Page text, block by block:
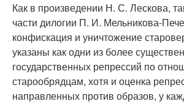
Как в произведении Н. С. Лескова,
части дилогии П. И. Мельникова-
конфискация и уничтожение
указаны как одни из более
государственных репрессий по
старообрядцам, хотя и оценка
направленных против образов, у